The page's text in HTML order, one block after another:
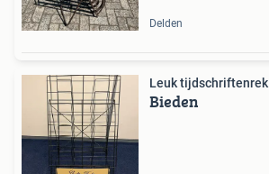
Delden
Leuk tijdschriftenrek
Bieden